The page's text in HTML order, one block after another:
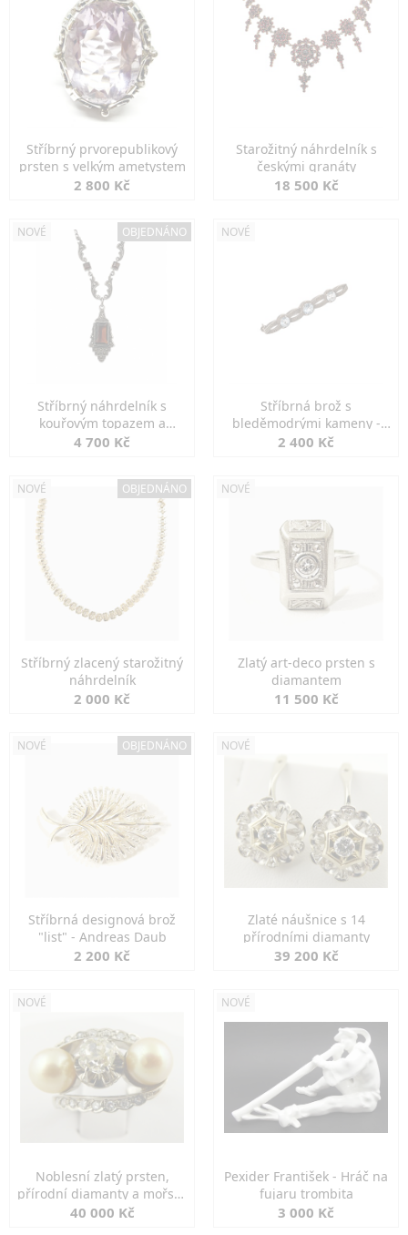
Stříbrný prvorepublikový
prsten s velkým ametystem
2 800 Kč
Starožitný náhrdelník s
českými granáty
18 500 Kč
NOVÉ OBJEDNÁNO
Stříbrný náhrdelník s
kouřovým topazem a
markazity
4 700 Kč
NOVÉ
Stříbrná brož s
bleděmodrými kameny -
jemná elegance
2 400 Kč
NOVÉ OBJEDNÁNO
Stříbrný zlacený starožitný
náhrdelník
2 000 Kč
NOVÉ
Zlatý art-deco prsten s
diamantem
11 500 Kč
NOVÉ OBJEDNÁNO
Stříbrná designová brož
"list" - Andreas Daub
2 200 Kč
NOVÉ
Zlaté náušnice s 14
přírodními diamanty
39 200 Kč
NOVÉ
Noblesní zlatý prsten,
přírodní diamanty a mořské
perly
40 000 Kč
NOVÉ
Pexider František - Hráč na
fujaru trombita
3 000 Kč